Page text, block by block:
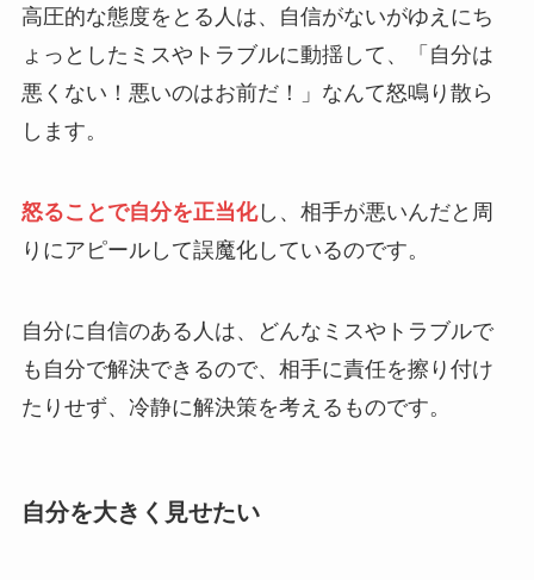
高圧的な態度をとる人は、自信がないがゆえにち
ょっとしたミスやトラブルに動揺して、「自分は
悪くない！悪いのはお前だ！」なんて怒鳴り散ら
します。
怒ることで自分を正当化し、相手が悪いんだと周
りにアピールして誤魔化しているのです。
自分に自信のある人は、どんなミスやトラブルで
も自分で解決できるので、相手に責任を擦り付け
たりせず、冷静に解決策を考えるものです。
自分を大きく見せたい